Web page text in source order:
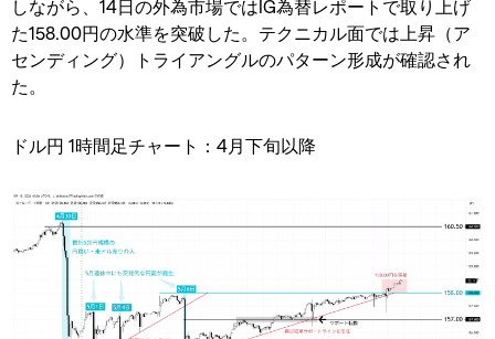
しながら、14日の外為市場ではIG為替レポートで取り上げ
た158.00円の水準を突破した。テクニカル面では上昇（ア
センディング）トライアングルのパターン形成が確認され
た。
ドル円 1時間足チャート：4月下旬以降